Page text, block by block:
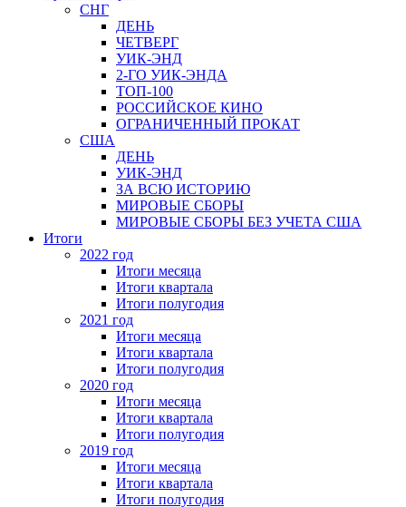
СНГ
ДЕНЬ
ЧЕТВЕРГ
УИК-ЭНД
2-ГО УИК-ЭНДА
ТОП-100
РОССИЙСКОЕ КИНО
ОГРАНИЧЕННЫЙ ПРОКАТ
США
ДЕНЬ
УИК-ЭНД
ЗА ВСЮ ИСТОРИЮ
МИРОВЫЕ СБОРЫ
МИРОВЫЕ СБОРЫ БЕЗ УЧЕТА США
Итоги
2022 год
Итоги месяца
Итоги квартала
Итоги полугодия
2021 год
Итоги месяца
Итоги квартала
Итоги полугодия
2020 год
Итоги месяца
Итоги квартала
Итоги полугодия
2019 год
Итоги месяца
Итоги квартала
Итоги полугодия